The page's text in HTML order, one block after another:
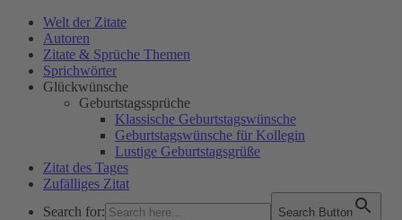
Welt der Zitate
Autoren
Zitate & Sprüche Themen
Sprichwörter
Glückwünsche
Geburtstagssprüche
Klassische Geburtstagswünsche
Geburtstagswünsche für Kollegin
Lustige Geburtstagsgrüße
Zitat des Tages
Zufälliges Zitat
Search for:
Search Button